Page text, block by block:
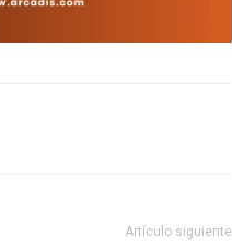
Artículo siguiente